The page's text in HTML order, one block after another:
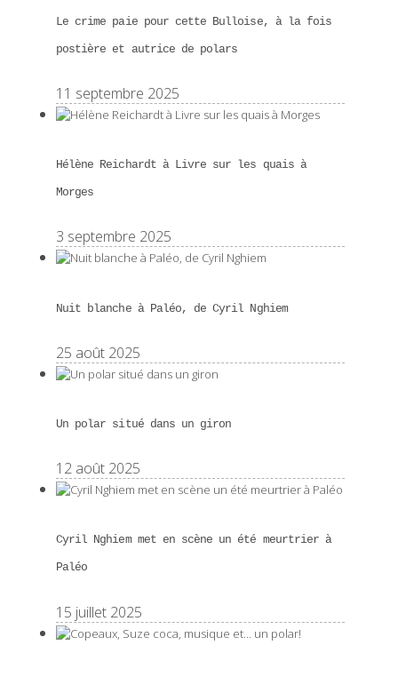
Le crime paie pour cette Bulloise, à la fois
postière et autrice de polars
11 septembre 2025
Hélène Reichardt à Livre sur les quais à
Morges
3 septembre 2025
Nuit blanche à Paléo, de Cyril Nghiem
25 août 2025
Un polar situé dans un giron
12 août 2025
Cyril Nghiem met en scène un été meurtrier à
Paléo
15 juillet 2025